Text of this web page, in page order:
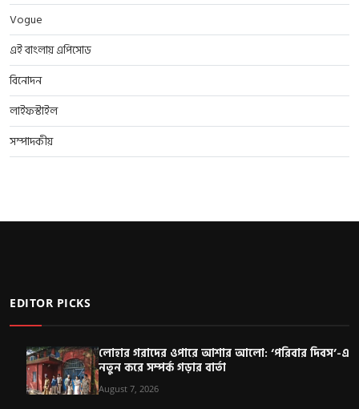
Vogue
এই বাংলায় এপিসোড
বিনোদন
লাইফস্টাইল
সম্পাদকীয়
EDITOR PICKS
লোহার গরাদের ওপারে আশার আলো: ‘পরিবার দিবস’-এ
নতুন করে সম্পর্ক গড়ার বার্তা
August 7, 2026